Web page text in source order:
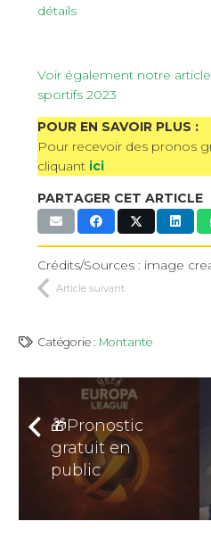
détails
Voir également notre
sportifs 2023
POUR EN SAVOIR PLUS :
Pour recevoir des pronos
cliquant ici
PARTAGER CET ARTICLE
Crédits/Sources : image
Article suivant
Catégorie : Montante
🎁Pronostic
gratuit en
public